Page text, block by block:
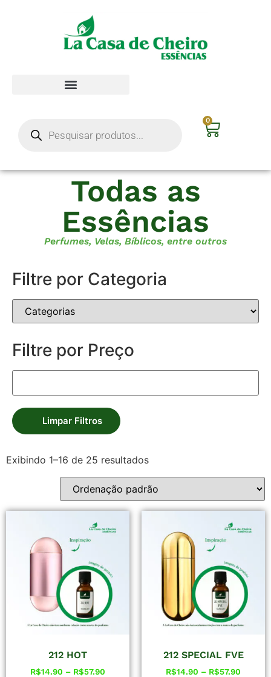
0
Todas as
Essências
Perfumes, Velas, Bíblicos, entre outros
Filtre por Categoria
Filtre por Preço
Limpar Filtros
Exibindo 1–16 de 25 resultados
212 HOT
R$14.90 – R$57.90
212 SPECIAL FVE
R$14.90 – R$57.90